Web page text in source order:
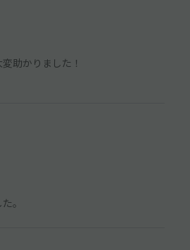
助かりました！
。